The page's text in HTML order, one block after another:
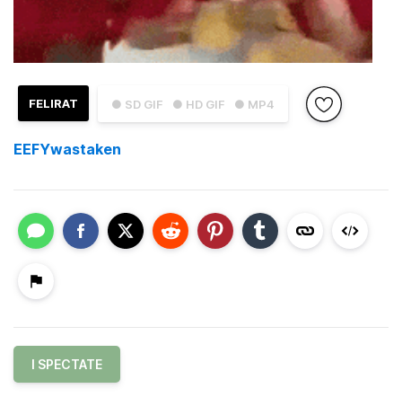
● SD GIF ● HD GIF ● MP4
FELIRAT
EEFYwastaken
I SPECTATE